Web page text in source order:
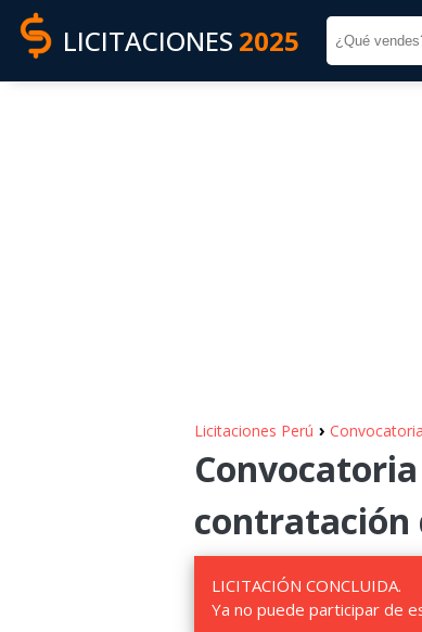
LICITACIONES 2025
Licitaciones Perú ›
Convocatoria
contratación
LICITACIÓN CONCLUIDA.
Ya no puede participar de